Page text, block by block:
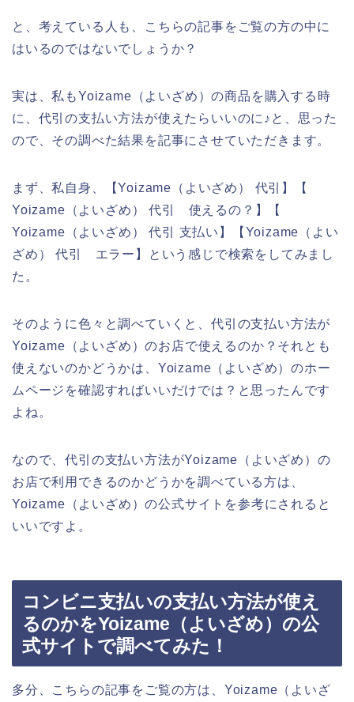
と、考えている人も、こちらの記事をご覧の方の中に
はいるのではないでしょうか？
実は、私もYoizame（よいざめ）の商品を購入する時
に、代引の支払い方法が使えたらいいのに♪と、思った
ので、その調べた結果を記事にさせていただきます。
まず、私自身、【Yoizame（よいざめ） 代引】【
Yoizame（よいざめ） 代引 使えるの？】【
Yoizame（よいざめ） 代引 支払い】【Yoizame（よい
ざめ） 代引 エラー】という感じで検索をしてみまし
た。
そのように色々と調べていくと、代引の支払い方法が
Yoizame（よいざめ）のお店で使えるのか？それとも
使えないのかどうかは、Yoizame（よいざめ）のホー
ムページを確認すればいいだけでは？と思ったんです
よね。
なので、代引の支払い方法がYoizame（よいざめ）の
お店で利用できるのかどうかを調べている方は、
Yoizame（よいざめ）の公式サイトを参考にされると
いいですよ。
コンビニ支払いの支払い方法が使え
るのかをYoizame（よいざめ）の公
式サイトで調べてみた！
多分、こちらの記事をご覧の方は、Yoizame（よいざ